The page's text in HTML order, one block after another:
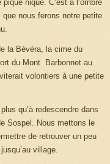
nique. C’est à l’ombre
que nous ferons notre petite
la Bévéra, la cime du
du Mont Barbonnet au
volontiers à une petite
qu’à redescendre dans
Sospel. Nous mettons le
de retrouver un peu
village.